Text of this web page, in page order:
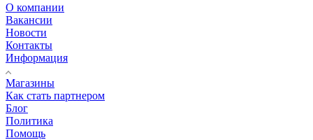
О компании
Вакансии
Новости
Контакты
Информация
Магазины
Как стать партнером
Блог
Политика
Помощь